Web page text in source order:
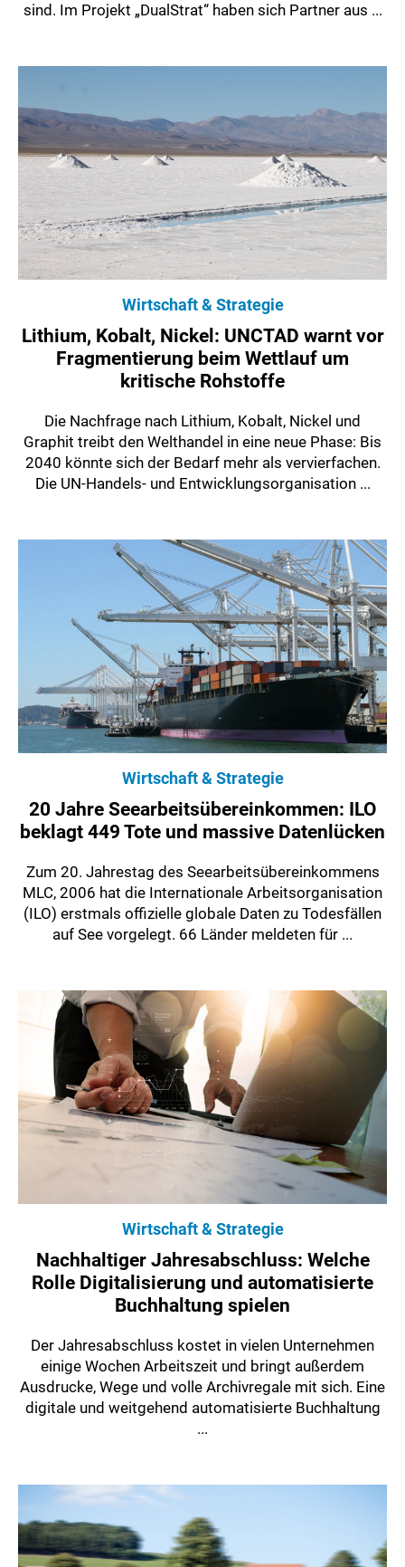
sind. Im Projekt „DualStrat“ haben sich Partner aus ...
Wirtschaft & Strategie
Lithium, Kobalt, Nickel: UNCTAD warnt vor
Fragmentierung beim Wettlauf um
kritische Rohstoffe
Die Nachfrage nach Lithium, Kobalt, Nickel und
Graphit treibt den Welthandel in eine neue Phase: Bis
2040 könnte sich der Bedarf mehr als vervierfachen.
Die UN-Handels- und Entwicklungsorganisation ...
Wirtschaft & Strategie
20 Jahre Seearbeitsübereinkommen: ILO
beklagt 449 Tote und massive Datenlücken
Zum 20. Jahrestag des Seearbeitsübereinkommens
MLC, 2006 hat die Internationale Arbeitsorganisation
(ILO) erstmals offizielle globale Daten zu Todesfällen
auf See vorgelegt. 66 Länder meldeten für ...
Wirtschaft & Strategie
Nachhaltiger Jahresabschluss: Welche
Rolle Digitalisierung und automatisierte
Buchhaltung spielen
Der Jahresabschluss kostet in vielen Unternehmen
einige Wochen Arbeitszeit und bringt außerdem
Ausdrucke, Wege und volle Archivregale mit sich. Eine
digitale und weitgehend automatisierte Buchhaltung
...